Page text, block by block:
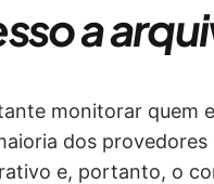
a
monitorar quem
dos provedores
e, portanto, o